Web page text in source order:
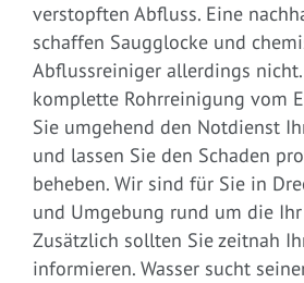
verstopften Abfluss. Eine
schaffen Saugglocke und
Abflussreiniger allerdings
komplette Rohrreinigung vom
Sie umgehend den Notdienst
und lassen Sie den Schaden
beheben. Wir sind für Sie in
und Umgebung rund um die
Zusätzlich sollten Sie zeitnah
informieren. Wasser sucht